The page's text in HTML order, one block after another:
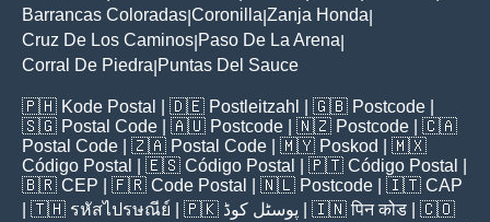
Barrancas Coloradas Coronilla Zanja Honda
Cruz De Los Caminos Paso De La Arena
Corral De Piedra Puntas Del Sauce
🇵🇭 Kode Postal | 🇩🇪 Postleitzahl | 🇬🇧 Postcode
🇸🇬 Postal Code | 🇦🇺 Postcode | 🇳🇿 Postcode | 🇨🇦
Postal Code | 🇿🇦 Postal Code | 🇲🇾 Poskod
| 🇲🇽
Código Postal
| 🇪🇸 Código Postal | 🇵🇹 Código Postal
🇧🇷 CEP | 🇫🇷 Code Postal | 🇳🇱 Postcode | 🇮🇹 CAP
| 🇹🇭 รหัสไปรษณีย์ | 🇵🇰 پوسٹل کوڈ | 🇮🇳पिन कोड | 🇨🇴